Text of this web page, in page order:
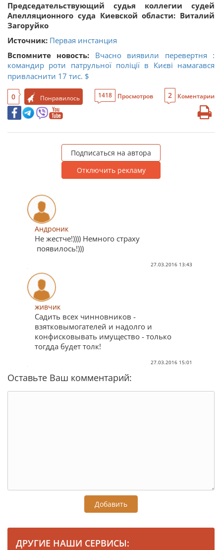
Председательствующий судья коллегии судей
Апелляционного суда Киевской области: Виталий
Загоруйко
Источник: Первая инстанция
Вспомните новость: Вчасно виявили перевертня :
командир роти патрульної поліції в Києві намагався
привласнити 17 тис. $
0 Понравилось 1418 Просмотров 2 Коментарии
Подписаться на автора
Отключить рекламу
Андроник
Не жестче!)))) Немного страху
появилось!)))
27.03.2016 13:43
живчик
Садить всех чинновников -
взятковымогателей и надолго и
конфисковывать имущество - только
тогдда будет толк!
27.03.2016 15:01
Оставьте Ваш комментарий:
Добавить
ДРУГИЕ НАШИ СЕРВИСЫ: